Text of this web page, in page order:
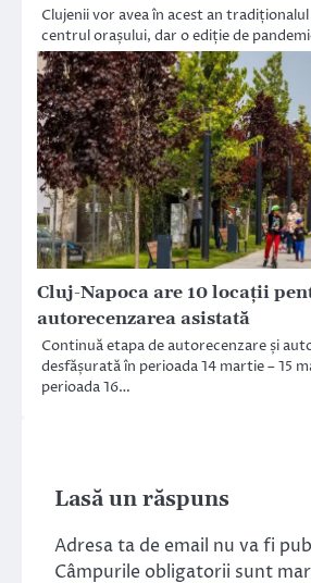
Clujenii vor avea în acest an
centrul orașului, dar o ediție de
Cluj-Napoca are 10 locații
autorecenzarea asistată
Continuă etapa de autorecenzare și
desfășurată în perioada 14 martie – 15
perioada 16…
Lasă un răspuns
Adresa ta de email nu va fi
Câmpurile obligatorii sunt